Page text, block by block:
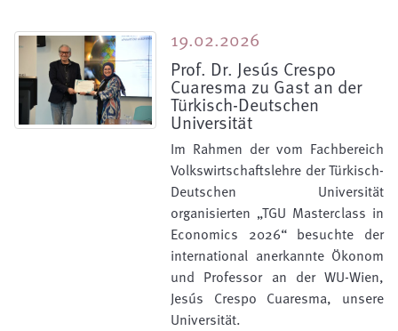
19.02.2026
Prof. Dr. Jesús Crespo
Cuaresma zu Gast an der
Türkisch-Deutschen
Universität
Im Rahmen der vom Fachbereich
Volkswirtschaftslehre der Türkisch-
Deutschen Universität
organisierten „TGU Masterclass in
Economics 2026“ besuchte der
international anerkannte Ökonom
und Professor an der WU-Wien,
Jesús Crespo Cuaresma, unsere
Universität.